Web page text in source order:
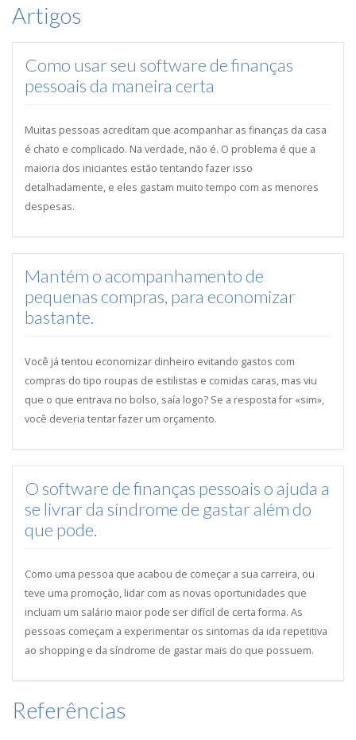
Artigos
Como usar seu software de finanças
pessoais da maneira certa
Muitas pessoas acreditam que acompanhar as finanças da casa
é chato e complicado. Na verdade, não é. O problema é que a
maioria dos iniciantes estão tentando fazer isso
detalhadamente, e eles gastam muito tempo com as menores
despesas.
Mantém o acompanhamento de
pequenas compras, para economizar
bastante.
Você já tentou economizar dinheiro evitando gastos com
compras do tipo roupas de estilistas e comidas caras, mas viu
que o que entrava no bolso, saía logo? Se a resposta for «sim»,
você deveria tentar fazer um orçamento.
O software de finanças pessoais o ajuda a
se livrar da síndrome de gastar além do
que pode.
Como uma pessoa que acabou de começar a sua carreira, ou
teve uma promoção, lidar com as novas oportunidades que
incluam um salário maior pode ser difícil de certa forma. As
pessoas começam a experimentar os sintomas da ida repetitiva
ao shopping e da síndrome de gastar mais do que possuem.
Referências